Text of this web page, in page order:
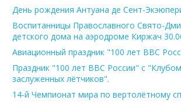
День рождения Антуана де Сент-
Воспитанницы Православного Свято-
детского дома на аэродроме Киржач
Авиационный праздник "100 лет ВВС
Праздник "100 лет ВВС России" с "Клубом
заслуженных лётчиков".
14-й Чемпионат мира по вертолётному